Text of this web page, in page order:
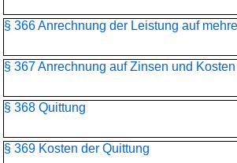
§ 366 Anrechnung der Leistung auf
§ 367 Anrechnung auf Zinsen und Kosten
§ 368 Quittung
§ 369 Kosten der Quittung